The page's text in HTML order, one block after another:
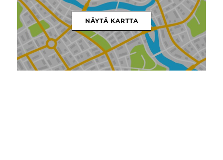
NÄYTÄ KARTTA